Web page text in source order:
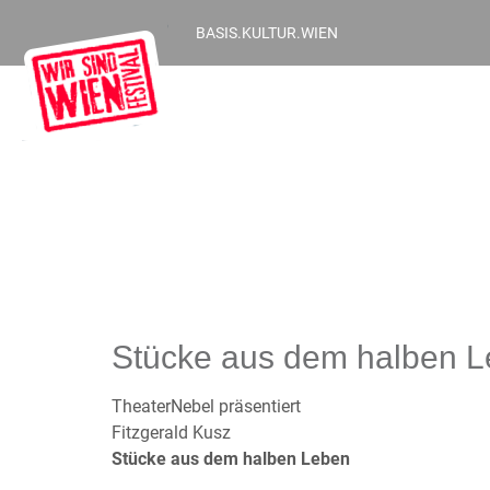
BASIS.KULTUR.WIEN
Stücke aus dem halben
TheaterNebel präsentiert
Fitzgerald Kusz
Stücke aus dem halben Leben